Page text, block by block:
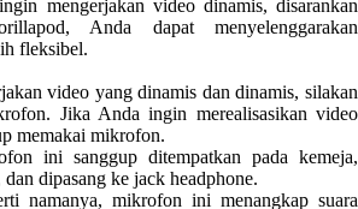
mengerjakan video dinamis, disarankan
Anda dapat menyelenggarakan
fleksibel.
video yang dinamis dan dinamis, silakan
Jika Anda ingin merealisasikan video
memakai mikrofon.
ini sanggup ditempatkan pada kemeja,
dipasang ke jack headphone.
namanya, mikrofon ini menangkap suara